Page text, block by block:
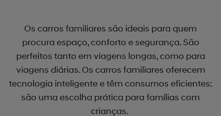
Os carros familiares são ideais para quem
procura espaço, conforto e segurança. São
perfeitos tanto em viagens longas, como para
viagens diárias. Os carros familiares oferecem
tecnologia inteligente e têm consumos eficientes:
são uma escolha prática para famílias com
crianças.